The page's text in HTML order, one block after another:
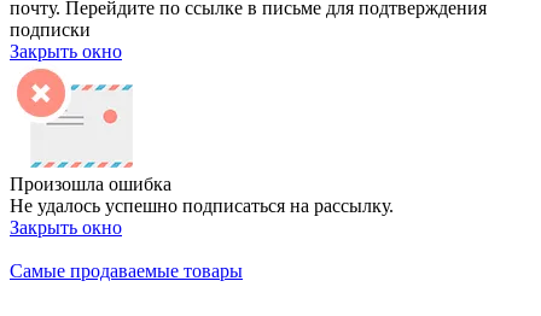
почту. Перейдите по ссылке в письме для подтверждения
подписки
Закрыть окно
Произошла ошибка
Не удалось успешно подписаться на рассылку.
Закрыть окно
Самые продаваемые товары